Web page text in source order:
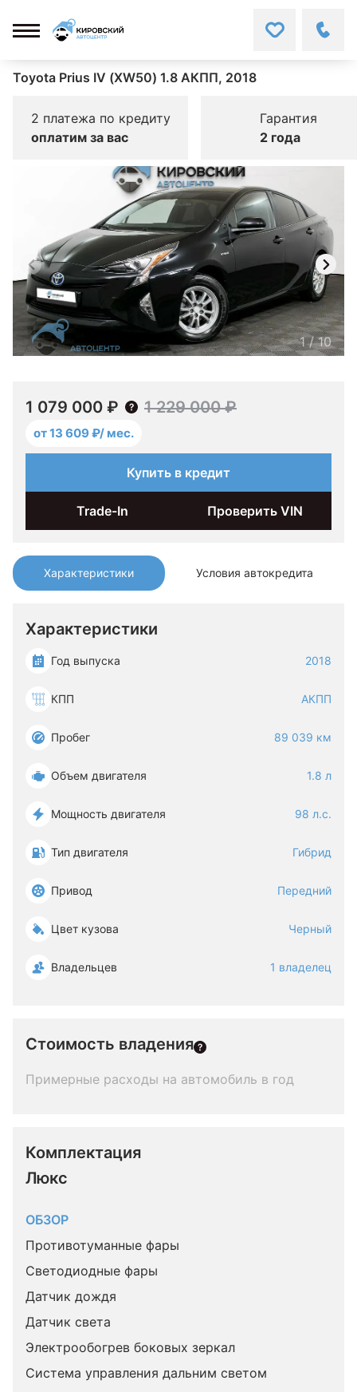
Toyota Prius IV (XW50) 1.8 АКПП, 2018
2 платежа по кредиту
оплатим за вас
Гарантия
2 года
Характеристики Условия автокредита
Характеристики
Год выпуска 2018
КПП АКПП
Пробег 89 039 км
Объем двигателя 1.8 л
Мощность двигателя 98 л.с.
Тип двигателя Гибрид
Привод Передний
Цвет кузова Черный
Владельцев 1 владелец
Стоимость владения
Примерные расходы на автомобиль в год
Комплектация
Люкс
ОБЗОР
Противотуманные фары
Светодиодные фары
Датчик дождя
Датчик света
Электрообогрев боковых зеркал
Система управления дальним светом
1/10
1 079 000 ₽ 1 229 000 ₽
от 13 609 ₽/ мес.
Купить в кредит
Trade-In Проверить VIN